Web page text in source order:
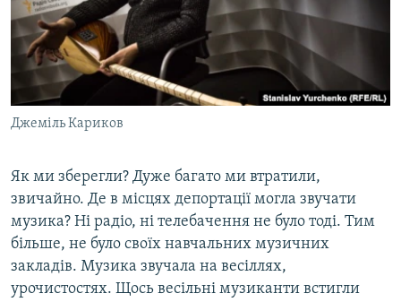
Джеміль Кариков
Як ми зберегли? Дуже багато ми втратили,
звичайно. Де в місцях депортації могла звучати
музика? Ні радіо, ні телебачення не було тоді. Тим
більше, не було своїх навчальних музичних
закладів. Музика звучала на весіллях,
урочистостях. Щось весільні музиканти встигли